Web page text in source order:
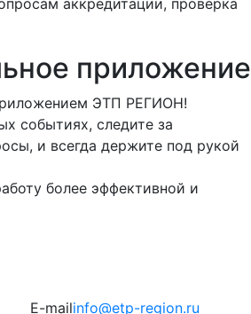
аккредитации, проверка
приложение
ЭТП РЕГИОН!
событиях, следите за
и всегда держите под рукой
более эффективной и
E-mailinfo@etp-region.ru